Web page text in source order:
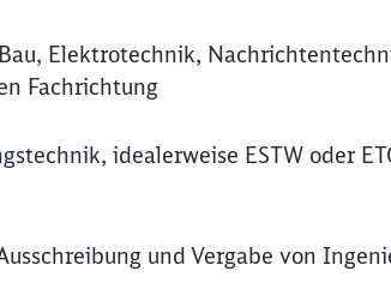
Elektrotechnik,
Fachrichtung
idealerweise ESTW oder
und Vergabe von